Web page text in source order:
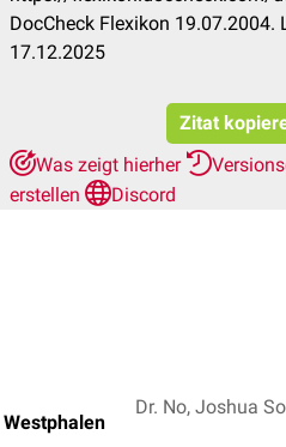
DocCheck Flexikon 19.07.2004.
17.12.2025
Zitat
Was zeigt hierher
erstellen
Discord